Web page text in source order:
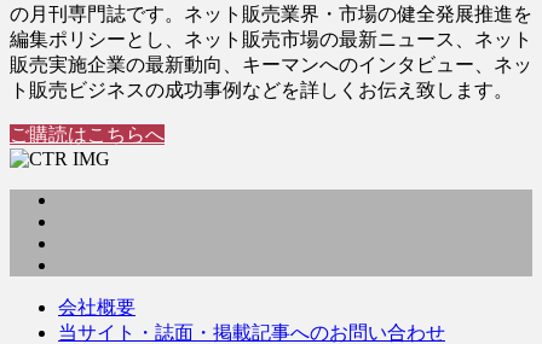
の月刊専門誌です。ネット販売業界・市場の健全発展推進を
編集ポリシーとし、ネット販売市場の最新ニュース、ネット
販売実施企業の最新動向、キーマンへのインタビュー、ネッ
ト販売ビジネスの成功事例などを詳しくお伝え致します。
ご購読はこちらへ
会社概要
当サイト・誌面・掲載記事へのお問い合わせ